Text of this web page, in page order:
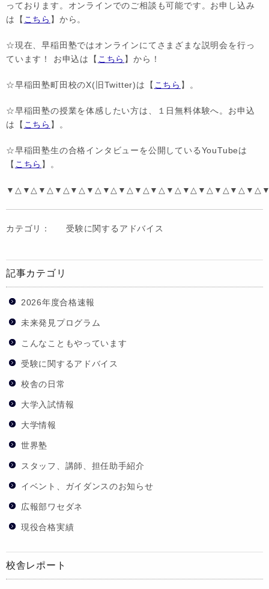
っております。オンラインでのご相談も可能です。お申し込み
は【 こちら 】から。
☆現在、早稲田塾ではオンラインにてさまざまな説明会を行っ
ています！ お申込は【 こちら 】から！
☆早稲田塾町田校のX(旧Twitter)は【 こちら 】。
☆早稲田塾の授業を体感したい方は、１日無料体験へ。お申込
は【 こちら 】。
☆早稲田塾生の合格インタビューを公開しているYouTubeは
【 こちら 】。
カテゴリ： 受験に関するアドバイス
記事カテゴリ
2026年度合格速報
未来発見プログラム
こんなこともやっています
受験に関するアドバイス
校舎の日常
大学入試情報
大学情報
世界塾
スタッフ、講師、担任助手紹介
イベント、ガイダンスのお知らせ
広報部ワセダネ
現役合格実績
校舎レポート